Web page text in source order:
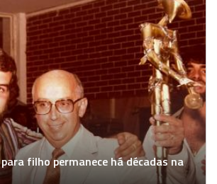
filho permanece há décadas na